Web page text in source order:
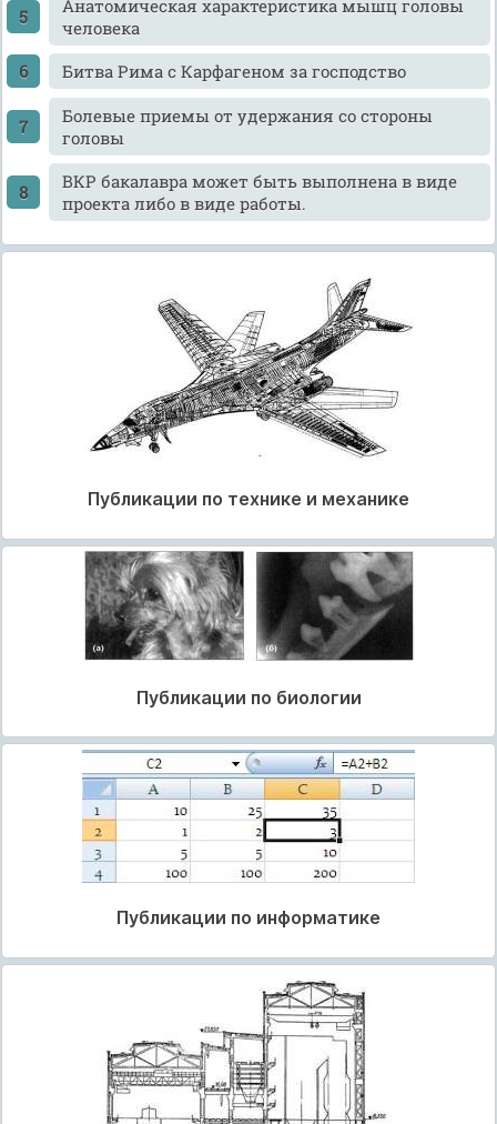
Анатомическая характеристика мышц головы
человека
Битва Рима с Карфагеном за господство
Болевые приемы от удержания со стороны
головы
ВКР бакалавра может быть выполнена в виде
проекта либо в виде работы.
Публикации по технике и механике
Публикации по биологии
Публикации по информатике